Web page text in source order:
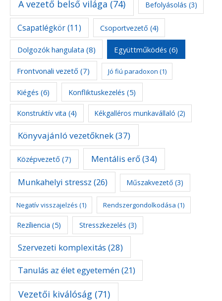
A vezető belső világa (74) Befolyásolás (3)
Csapatlégkör(11) Csoportvezető (4)
Dolgozók hangulata (8) Együttműködés (6)
Frontvonali vezető (7) Jó fiú paradoxon (1)
Kiégés (6) Konfliktuskezelés (5)
Konstruktív vita (4) Kékgalléros munkavállaló (2)
Könyvajánló vezetőknek(37)
Középvezető (7) Mentális erő(34)
Munkahelyi stressz (26) Műszakvezető (3)
Negatív visszajelzés (1) Rendszergondolkodása (1)
Rezíliencia (5) Stresszkezelés (3)
Szervezeti komplexitás (28)
Tanulás az élet egyetemén(21)
Vezetői kiválóság (71)